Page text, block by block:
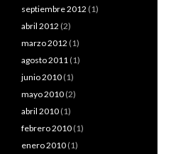
septiembre 2012 (1)
abril 2012 (2)
marzo 2012 (1)
agosto 2011 (1)
junio 2010 (1)
mayo 2010 (2)
abril 2010 (1)
febrero 2010 (1)
enero 2010 (1)